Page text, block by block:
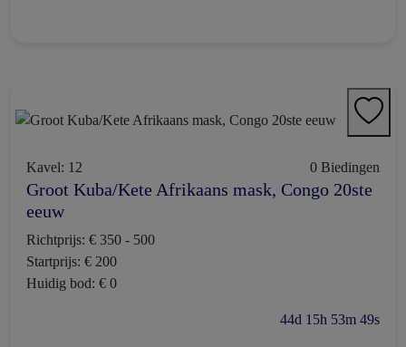
Kavel: 12 0 Biedingen
Groot Kuba/Kete Afrikaans mask, Congo 20ste
eeuw
Richtprijs: € 350 - 500
Startprijs: € 200
Huidig bod: € 0
44d 15h 53m 48s